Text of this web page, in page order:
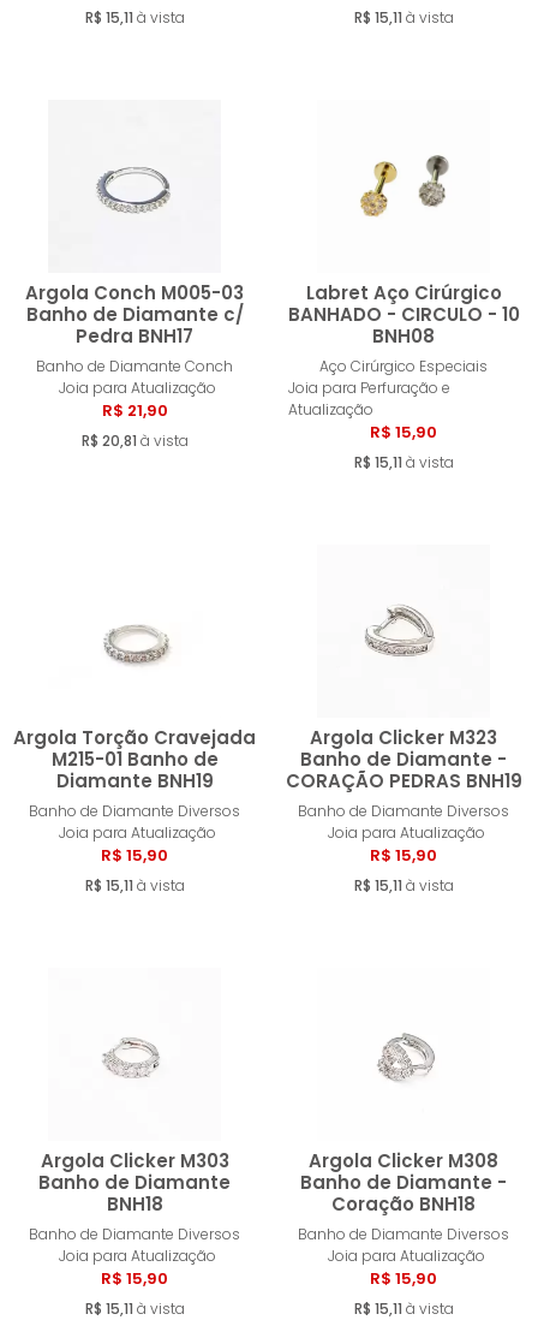
R$ 15,11 à vista R$ 15,11 à vista
Argola Conch M005-03
Banho de Diamante c/
Pedra BNH17
Banho de Diamante Conch
Joia para Atualização
R$ 21,90
R$ 20,81 à vista
Comprar
Labret Aço Cirúrgico
BANHADO - CIRCULO - 10
BNH08
Aço Cirúrgico Especiais
Joia para Perfuração e
Atualização
R$ 15,90
R$ 15,11 à vista
Argola Torção Cravejada
M215-01 Banho de
Diamante BNH19
Banho de Diamante Diversos
Joia para Atualização
R$ 15,90
R$ 15,11 à vista
Comprar
Argola Clicker M323
Banho de Diamante -
CORAÇÃO PEDRAS BNH19
Banho de Diamante Diversos
Joia para Atualização
R$ 15,90
R$ 15,11 à vista
Argola Clicker M303
Banho de Diamante
BNH18
Banho de Diamante Diversos
Joia para Atualização
R$ 15,90
R$ 15,11 à vista
Comprar
Argola Clicker M308
Banho de Diamante -
Coração BNH18
Banho de Diamante Diversos
Joia para Atualização
R$ 15,90
R$ 15,11 à vista